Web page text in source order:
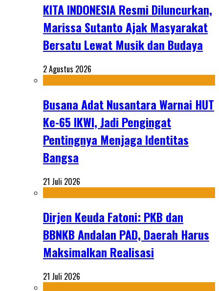
KITA INDONESIA Resmi Diluncurkan,
Marissa Sutanto Ajak Masyarakat
Bersatu Lewat Musik dan Budaya
2 Agustus 2026
Busana Adat Nusantara Warnai HUT
Ke-65 IKWI, Jadi Pengingat
Pentingnya Menjaga Identitas
Bangsa
21 Juli 2026
Dirjen Keuda Fatoni: PKB dan
BBNKB Andalan PAD, Daerah Harus
Maksimalkan Realisasi
21 Juli 2026